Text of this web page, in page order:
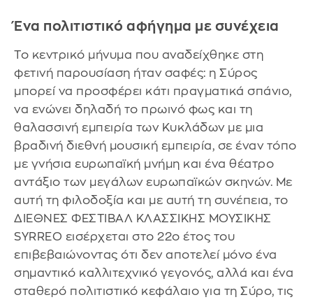
Ένα πολιτιστικό αφήγημα με συνέχεια
Το κεντρικό μήνυμα που αναδείχθηκε στη
φετινή παρουσίαση ήταν σαφές: η Σύρος
μπορεί να προσφέρει κάτι πραγματικά σπάνιο,
να ενώνει δηλαδή το πρωινό φως και τη
θαλασσινή εμπειρία των Κυκλάδων με μια
βραδινή διεθνή μουσική εμπειρία, σε έναν τόπο
με γνήσια ευρωπαϊκή μνήμη και ένα θέατρο
αντάξιο των μεγάλων ευρωπαϊκών σκηνών. Με
αυτή τη φιλοδοξία και με αυτή τη συνέπεια, το
ΔΙΕΘΝΕΣ ΦΕΣΤΙΒΑΛ ΚΛΑΣΣΙΚΗΣ ΜΟΥΣΙΚΗΣ
SYRREO εισέρχεται στο 22ο έτος του
επιβεβαιώνοντας ότι δεν αποτελεί μόνο ένα
σημαντικό καλλιτεχνικό γεγονός, αλλά και ένα
σταθερό πολιτιστικό κεφάλαιο για τη Σύρο, τις